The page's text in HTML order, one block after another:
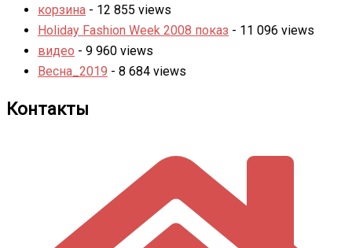
корзина - 12 855 views
Holiday Fashion Week 2008 показ - 11 096 views
видео - 9 960 views
Весна_2019 - 8 684 views
Контакты